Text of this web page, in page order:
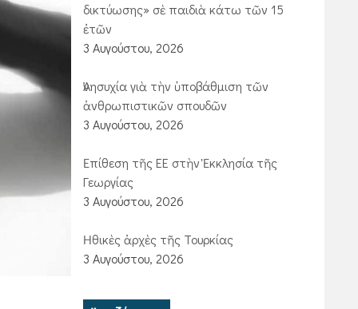
δικτύωσης» σὲ παιδιὰ κάτω τῶν 15
ἐτῶν
3 Αυγούστου, 2026
Ἀνησυχία γιὰ τὴν ὑποβάθμιση τῶν
ἀνθρωπιστικῶν σπουδῶν
3 Αυγούστου, 2026
Ἐπίθεση τῆς ΕΕ στὴν Ἐκκλησία τῆς
Γεωργίας
3 Αυγούστου, 2026
Ἠθικὲς ἀρχὲς τῆς Τουρκίας
3 Αυγούστου, 2026